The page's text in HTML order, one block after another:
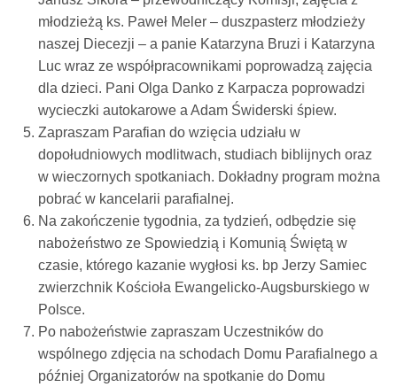
młodzieżą ks. Paweł Meler – duszpasterz młodzieży
naszej Diecezji – a panie Katarzyna Bruzi i Katarzyna
Luc wraz ze współpracownikami poprowadzą zajęcia
dla dzieci. Pani Olga Danko z Karpacza poprowadzi
wycieczki autokarowe a Adam Świderski śpiew.
Zapraszam Parafian do wzięcia udziału w
dopołudniowych modlitwach, studiach biblijnych oraz
w wieczornych spotkaniach. Dokładny program można
pobrać w kancelarii parafialnej.
Na zakończenie tygodnia, za tydzień, odbędzie się
nabożeństwo ze Spowiedzią i Komunią Świętą w
czasie, którego kazanie wygłosi ks. bp Jerzy Samiec
zwierzchnik Kościoła Ewangelicko-Augsburskiego w
Polsce.
Po nabożeństwie zapraszam Uczestników do
wspólnego zdjęcia na schodach Domu Parafialnego a
później Organizatorów na spotkanie do Domu